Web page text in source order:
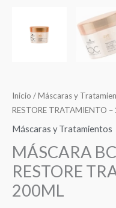
Inicio /Máscaras y
RESTORE TRATAMIENTO –
Máscaras y Tratamientos
MÁSCARA
RESTORE
200ML